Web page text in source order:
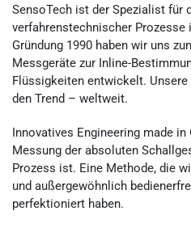
SensoTech ist der Spezialist für
verfahrenstechnischer
Gründung 1990 haben wir uns
Messgeräte zur Inline-
Flüssigkeiten entwickelt.
den Trend – weltweit.
Innovatives Engineering made
Messung der absoluten
Prozess ist. Eine Methode, die
und außergewöhnlich
perfektioniert haben.